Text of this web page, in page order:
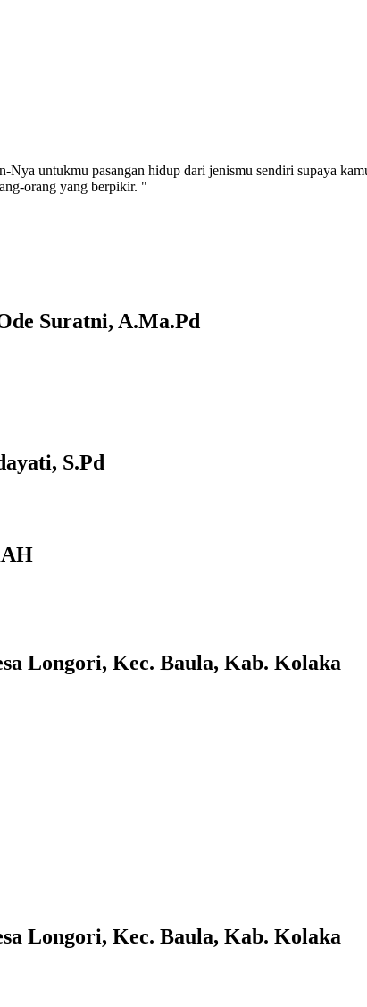
Nya untukmu pasangan hidup dari jenismu sendiri supaya
orang yang berpikir. "
Suratni, A.Ma.Pd
S.Pd
Longori, Kec. Baula, Kab. Kolaka
Longori, Kec. Baula, Kab. Kolaka